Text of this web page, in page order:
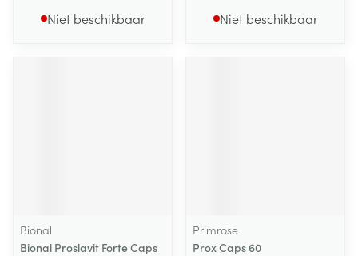
Niet beschikbaar Niet beschikbaar
Bional
Bional Proslavit Forte Caps
Primrose
Prox Caps 60